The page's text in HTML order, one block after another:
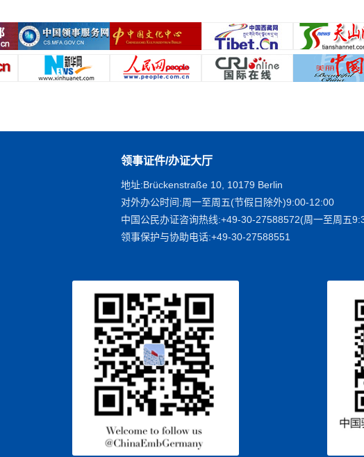
领事证件/办证大厅
地址:Brückenstraße 10, 10179 Berlin
对外办公时间:周一至周五(节假日除外)9:00-12:00
中国公民办证咨询热线:+49-30-27588572(周一至周五
领事保护与协助电话:+49-30-27588551